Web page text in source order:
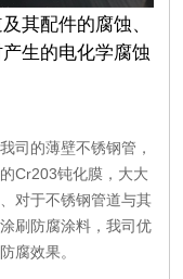
其配件的腐蚀、
生的电化学腐蚀
司的薄壁不锈钢管，
Cr203钝化膜，大大
对于不锈钢管道与其
刷防腐涂料，我司优
腐效果。